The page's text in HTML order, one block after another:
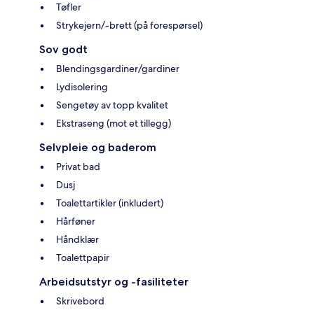
Tøfler
Strykejern/-brett (på forespørsel)
Sov godt
Blendingsgardiner/gardiner
Lydisolering
Sengetøy av topp kvalitet
Ekstraseng (mot et tillegg)
Selvpleie og baderom
Privat bad
Dusj
Toalettartikler (inkludert)
Hårføner
Håndklær
Toalettpapir
Arbeidsutstyr og -fasiliteter
Skrivebord